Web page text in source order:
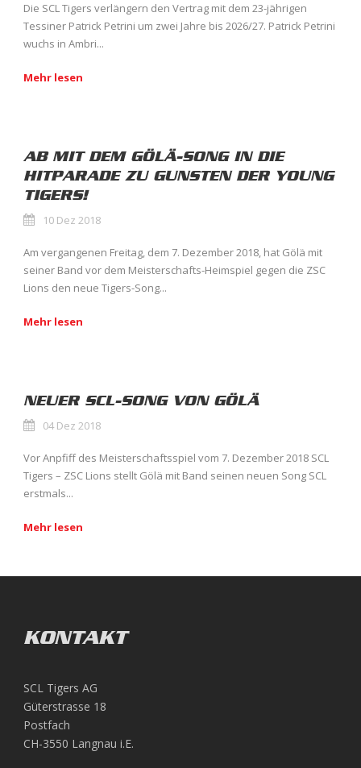
Die SCL Tigers verlängern den Vertrag mit dem 23-jährigen
Tessiner Patrick Petrini um zwei Jahre bis 2026/27. Patrick Petrini
wuchs in Ambri...
Mehr lesen
AB MIT DEM GÖLÄ-SONG IN DIE
HITPARADE ZU GUNSTEN DER YOUNG
TIGERS!
10 Dez 2018
Am vergangenen Freitag, dem 7. Dezember 2018, hat Gölä mit
seiner Band vor dem Meisterschafts-Heimspiel gegen die ZSC
Lions den neue Tigers-Song...
Mehr lesen
NEUER SCL-SONG VON GÖLÄ
04 Dez 2018
Vor Anpfiff des Meisterschaftsspiel vom 7. Dezember 2018 SCL
Tigers – ZSC Lions stellt Gölä mit Band seinen neuen Song SCL
erstmals...
Mehr lesen
KONTAKT
SCL Tigers AG
Güterstrasse 18
Postfach
CH-3550 Langnau i.E.